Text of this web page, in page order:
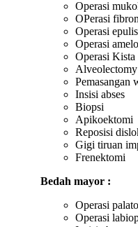
Operasi
OPerasi
Operasi epulis
Operasi
Operasi Kista
Alveolectomy
Pemasangan
Insisi abses
Biopsi
Apikoektomi
Reposisi
Gigi tiruan
Frenektomi
Bedah mayor :
Operasi
Operasi